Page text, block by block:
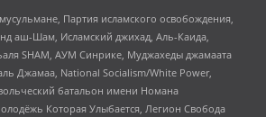
Партия исламского освобождения,
аш-Шам, Исламский джихад, Аль-Каида,
SHAM, АУМ Синрике, Муджахеды джамаата
Джамаа, National Socialism/White Power,
батальон имени Номана
Которая Улыбается, Легион Свобода